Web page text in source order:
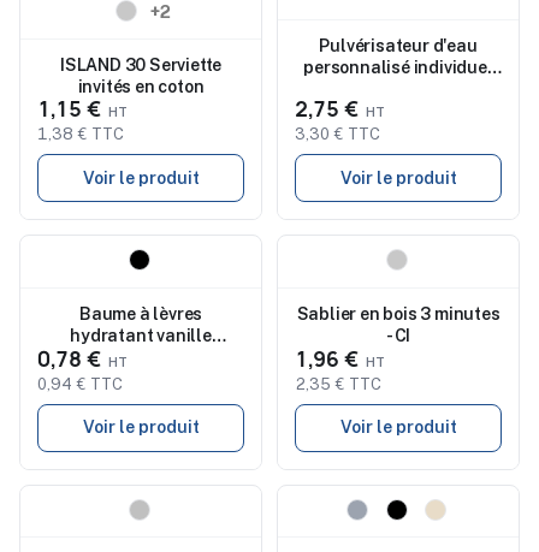
+2
ISLAND 30 Serviette
invités en coton
1,15 €
1,38 € TTC
Voir le produit
Pulvérisateur d'eau
personnalisé individuel
2,75 €
3,30 € TTC
Voir le produit
Baume à lèvres
hydratant vanille
personnalisé Ballon
0,78 €
0,94 € TTC
Voir le produit
Sablier en bois 3 minutes
- CI
1,96 €
2,35 € TTC
Voir le produit
Nouveau